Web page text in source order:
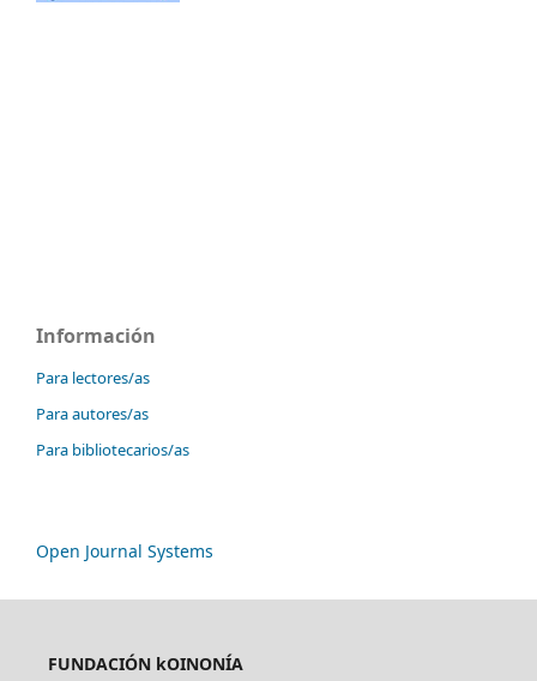
Información
Para lectores/as
Para autores/as
Para bibliotecarios/as
Open Journal Systems
FUNDACIÓN kOINONÍA